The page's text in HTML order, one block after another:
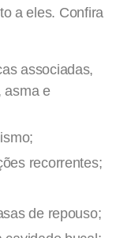
a eles. Confira
associadas,
asma e
recorrentes;
de repouso;